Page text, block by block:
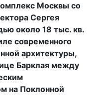
Москвы со
Сергея
около 18 тыс. кв.
современного
архитектуры,
Барклая между
на Поклонной